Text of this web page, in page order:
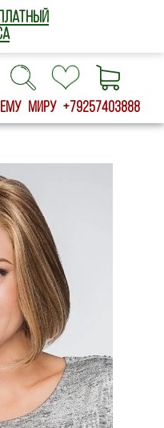
миру +79257403888